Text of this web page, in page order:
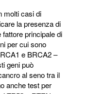
molti casi di
la presenza di
principale di
per cui sono
e BRCA2 –
geni può
al seno tra il
anche test per